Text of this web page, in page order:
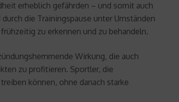
erheblich gefährden – und somit auch
die Trainingspause unter Umständen
zu erkennen und zu behandeln.
Wirkung, die auch
zu profitieren. Sportler, die
können, ohne danach starke